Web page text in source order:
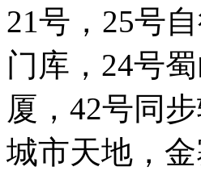
21号，25号
门库，24号
厦，42号同
城市天地，